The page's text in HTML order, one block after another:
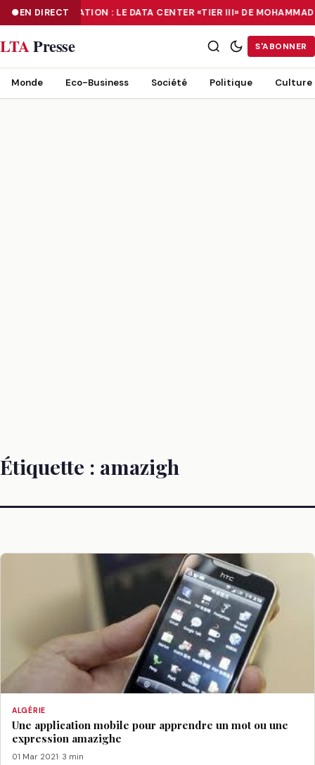
EN DIRECT
NUMÉRISATION : LE DATA CENTER «TIER III» DE
NUMÉRISATION : LE DATA CENTER «TIER III» DE MOHAMMADIA, UN
LTAPresse S'ABONNER
Monde Eco-Business Société Politique Culture
Étiquette : amazigh
ALGÉRIE
Une application mobile pour apprendre un mot ou une
expression amazighe
01 Mar 2021· 3 min